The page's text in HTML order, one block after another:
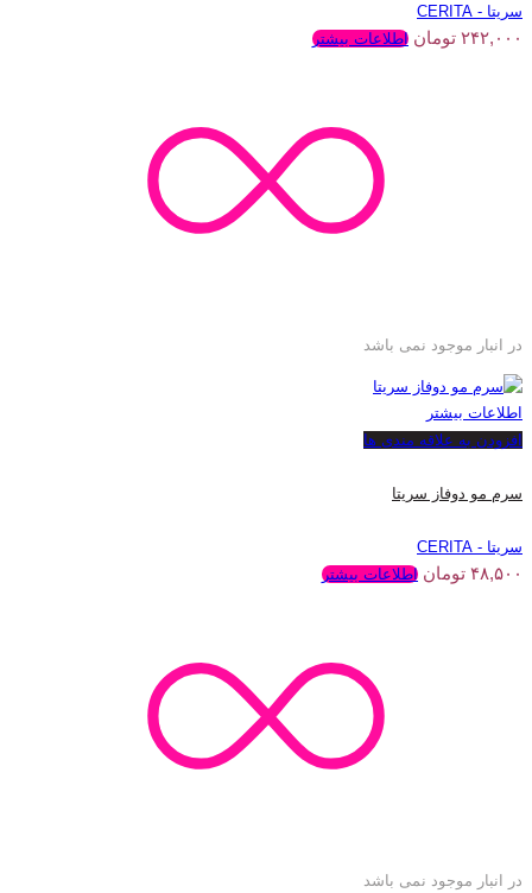
سریتا - CERITA
۲۴۲,۰۰۰ تومان اطلاعات بیشتر
در انبار موجود نمی باشد
اطلاعات بیشتر
افزودن به علاقه مندی ها
سرم مو دوفاز سریتا
سریتا - CERITA
۴۸,۵۰۰ تومان اطلاعات بیشتر
در انبار موجود نمی باشد